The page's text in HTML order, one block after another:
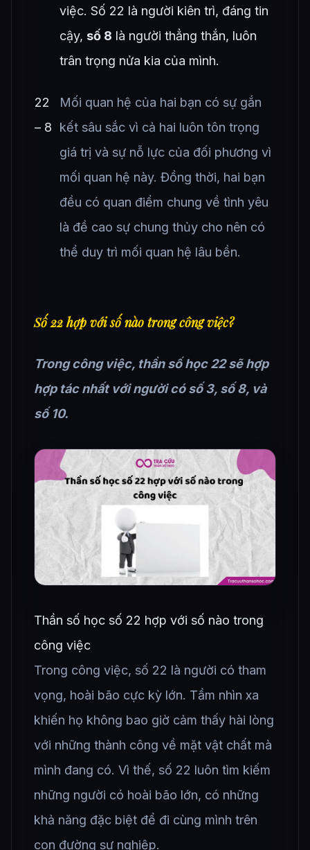
22
– 8
việc. Số 22 là người kiên trì, đáng tin
cậy, số 8 là người thẳng thắn, luôn
trân trọng nửa kia của mình.
Mối quan hệ của hai bạn có sự gắn
kết sâu sắc vì cả hai luôn tôn trọng
giá trị và sự nỗ lực của đối phương vì
mối quan hệ này. Đồng thời, hai bạn
đều có quan điểm chung về tình yêu
là đề cao sự chung thủy cho nên có
thể duy trì mối quan hệ lâu bền.
Số 22 hợp với số nào trong công việc?
Trong công việc, thần số học 22 sẽ hợp
hợp tác nhất với người có số 3, số 8, và
số 10.
Thần số học số 22 hợp với số nào trong
công việc
Trong công việc, số 22 là người có tham
vọng, hoài bão cực kỳ lớn. Tầm nhìn xa
khiến họ không bao giờ cảm thấy hài lòng
với những thành công về mặt vật chất mà
mình đang có. Vì thế, số 22 luôn tìm kiếm
những người có hoài bão lớn, có những
khả năng đặc biệt để đi cùng mình trên
con đường sự nghiệp.